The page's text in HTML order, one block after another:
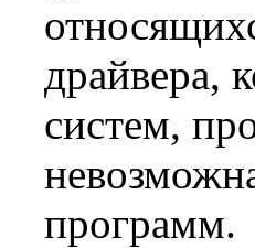
драйвера,
систем,
программ.